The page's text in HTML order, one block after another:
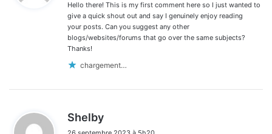
:
Hello there! This is my first comment here so I just wanted to
give a quick shout out and say I genuinely enjoy reading
your posts. Can you suggest any other
blogs/websites/forums that go over the same subjects?
Thanks!
chargement…
Shelby